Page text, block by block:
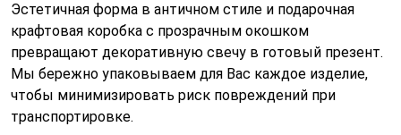
Эстетичная форма в античном стиле и подарочная
крафтовая коробка с прозрачным окошком
превращают декоративную свечу в готовый презент.
Мы бережно упаковываем для Вас каждое изделие,
чтобы минимизировать риск повреждений при
транспортировке.